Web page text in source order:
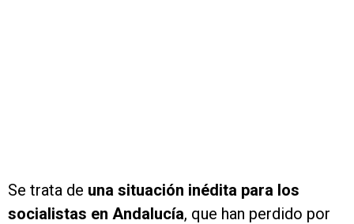
Se trata de una situación inédita para los
socialistas en Andalucía, que han perdido por